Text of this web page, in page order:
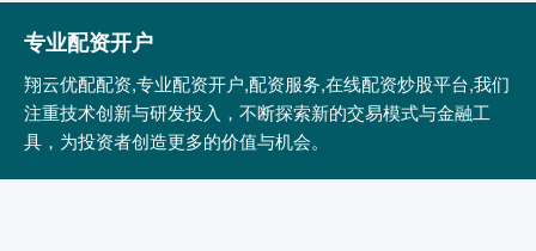
专业配资开户
翔云优配配资,专业配资开户,配资服务,在线配资炒股平台,我们
注重技术创新与研发投入，不断探索新的交易模式与金融工
具，为投资者创造更多的价值与机会。